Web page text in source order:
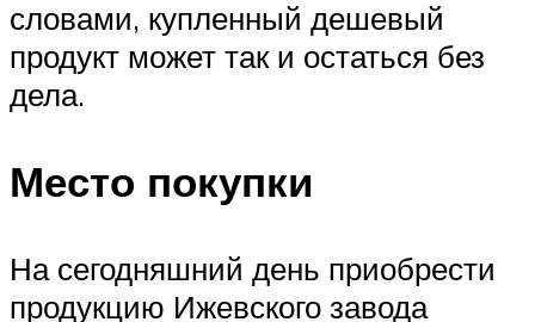
словами, купленный дешевый
продукт может так и остаться без
дела.
Место покупки
На сегодняшний день приобрести
продукцию Ижевского завода